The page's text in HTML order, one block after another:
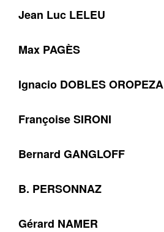
Jean Luc LELEU
Max PAGÈS
Ignacio DOBLES OROPEZA
Françoise SIRONI
Bernard GANGLOFF
B. PERSONNAZ
Gérard NAMER